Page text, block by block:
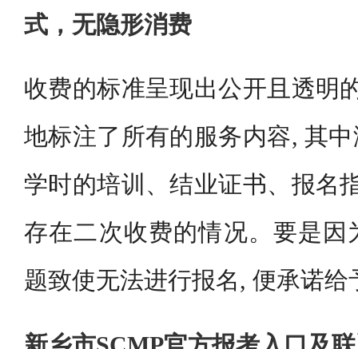
式，无隐形消费
收费的标准呈现出公开且透明
地标注了所有的服务内容, 其
学时的培训、结业证书、报名
存在二次收费的情况。要是因
题致使无法进行报名, 便承诺给